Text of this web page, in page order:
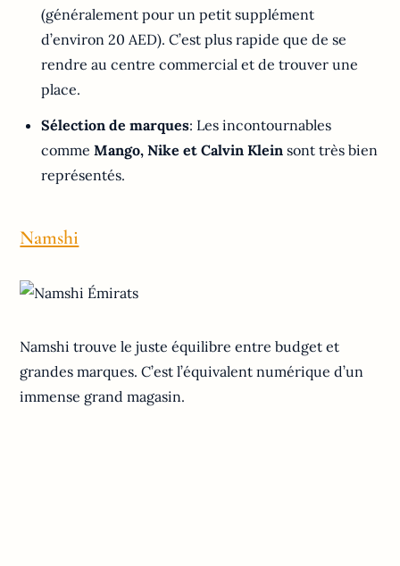
(généralement pour un petit supplément
d’environ 20 AED). C’est plus rapide que de se
rendre au centre commercial et de trouver une
place.
Sélection de marques: Les incontournables
commeMango, Nike et Calvin Klein sont très bien
représentés.
Namshi
Namshi trouve le juste équilibre entre budget et
grandes marques. C’est l’équivalent numérique d’un
immense grand magasin.